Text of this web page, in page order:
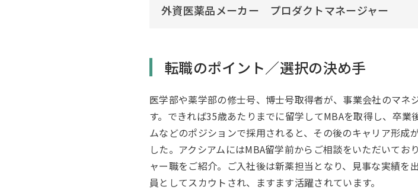
外資医薬品メーカー プロダクトマネージャー
転職のポイント／選択の決め手
医学部や薬学部の修士号、博士号取得者が、事業会社のマ
す。できれば35歳あたりまでに留学してMBAを取得し、卒
ムなどのポジションで採用されると、その後のキャリア形
した。アクシアムにはMBA留学前からご相談をいただいて
ャー職をご紹介。ご入社後は新薬担当となり、見事な実績
員としてスカウトされ、ますます活躍されています。